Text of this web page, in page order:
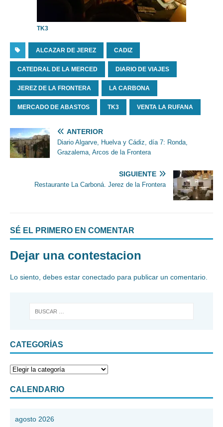
TK3
ALCAZAR DE JEREZ CADIZ
CATEDRAL DE LA MERCED DIARIO DE VIAJES
JEREZ DE LA FRONTERA LA CARBONA
MERCADO DE ABASTOS TK3 VENTA LA RUFANA
ANTERIOR
Diario Algarve, Huelva y Cádiz, día 7: Ronda,
Grazalema, Arcos de la Frontera
SIGUIENTE
Restaurante La Carboná. Jerez de la Frontera
SÉ EL PRIMERO EN COMENTAR
Dejar una contestacion
Lo siento, debes estar conectado para publicar un comentario.
CATEGORÍAS
CALENDARIO
agosto 2026